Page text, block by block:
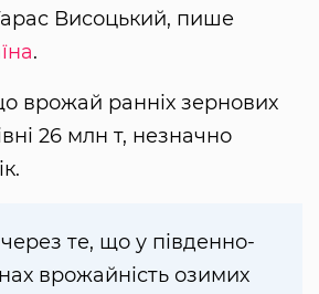
Висоцький, пише
.
врожай ранніх зернових
26 млн т, незначно
те, що у південно-
врожайність озимих